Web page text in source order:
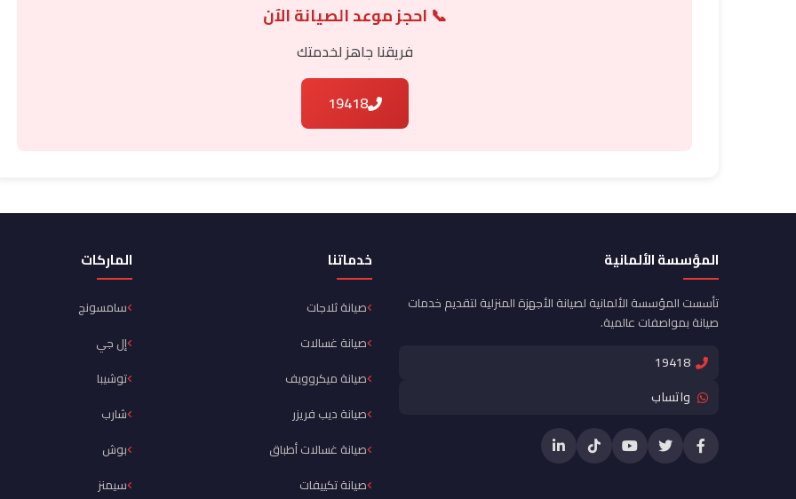
📞 احجز موعد الصيانة الآن
فريقنا جاهز لخدمتك
19418
المؤسسة الألمانية
تأسست المؤسسة الألمانية لصيانة الأجهزة المنزلية لتقديم خدمات
صيانة بمواصفات عالمية.
19418
واتساب
خدماتنا
صيانة ثلاجات
صيانة غسالات
صيانة ميكروويف
صيانة ديب فريزر
صيانة غسالات أطباق
صيانة تكييفات
الماركات
سامسونج
إل جي
توشيبا
شارب
بوش
سيمنز